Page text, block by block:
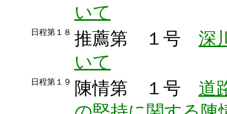
いて
日程第１８ 推薦第 １号 深
いて
日程第１９ 陳情第 １号 道